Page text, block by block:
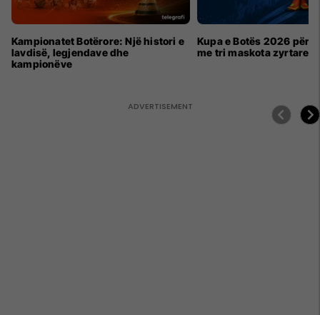
Kampionatet Botërore: Një histori e
lavdisë, legjendave dhe
kampionëve
Kupa e Botës 2026 për
me tri maskota zyrtare